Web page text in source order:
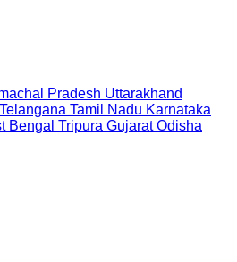
Pradesh Uttarakhand
Telangana Tamil Nadu Karnataka
Bengal Tripura Gujarat Odisha